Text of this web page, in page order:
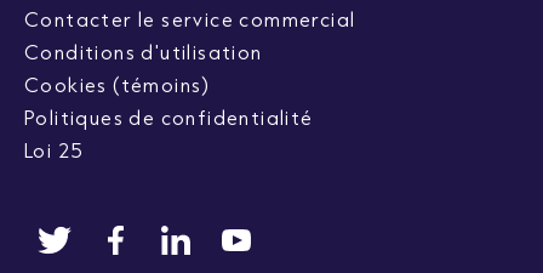
Contacter le service commercial
Conditions d'utilisation
Cookies (témoins)
Politiques de confidentialité
Loi 25